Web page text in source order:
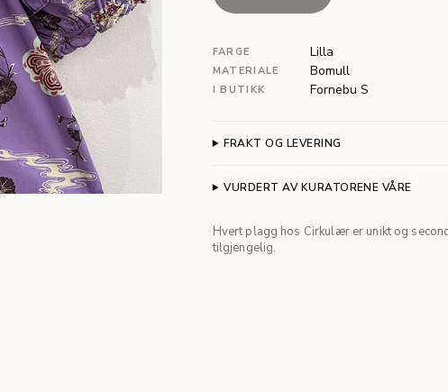
FARGE Lilla
MATERIALE Bomull
I BUTIKK Fornebu S
FRAKT OG LEVERING
VURDERT AV KURATORENE VÅRE
Hvert plagg hos Cirkulær er unikt og
tilgjengelig.